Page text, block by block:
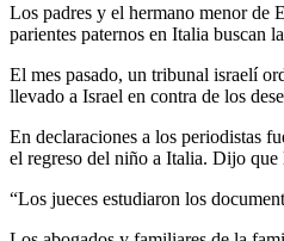
Los padres y el hermano menor de
parientes paternos en Italia buscan
El mes pasado, un tribunal israelí
llevado a Israel en contra de los
En declaraciones a los periodistas
el regreso del niño a Italia. Dijo
“Los jueces estudiaron los